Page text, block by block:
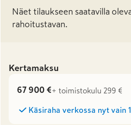
Näet tilaukseen saatavilla
rahoitustavan.
Kertamaksu
67 900 €+ toimistokulu 299 €
Käsiraha verkossa nyt vain